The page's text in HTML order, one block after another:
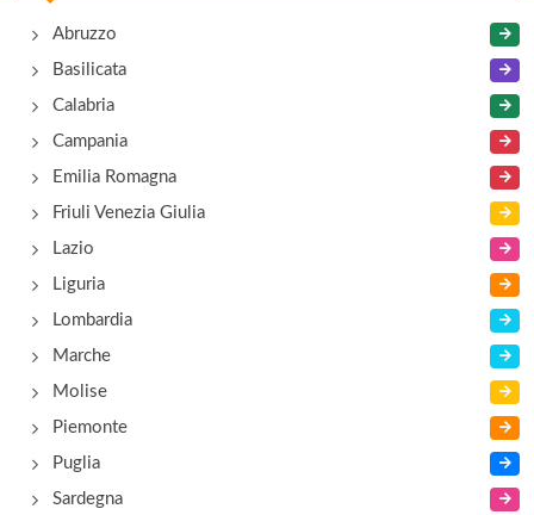
Melamare
viale Regina Elena 30, Trapani
Safina
piazza Umberto I 35, Trapani
Abruzzo
Basilicata
Calabria
Campania
Emilia Romagna
Friuli Venezia Giulia
Lazio
Liguria
Lombardia
Marche
Molise
Piemonte
Puglia
Sardegna